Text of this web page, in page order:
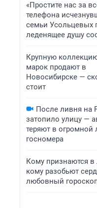
«Простите нас за
телефона
семьи Усольцевых
леденящее душу
Крупную
марок продают в
Новосибирске —
стоит
После ливня на
затопило улицу —
теряют в огромной
госномера
Кому признаются
кому разобьют
любовный